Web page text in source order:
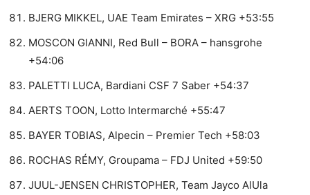
BJERG MIKKEL, UAE Team Emirates – XRG +53:55
MOSCON GIANNI, Red Bull – BORA – hansgrohe
+54:06
PALETTI LUCA, Bardiani CSF 7 Saber +54:37
AERTS TOON, Lotto Intermarché +55:47
BAYER TOBIAS, Alpecin – Premier Tech +58:03
ROCHAS RÉMY, Groupama – FDJ United +59:50
JUUL-JENSEN CHRISTOPHER, Team Jayco AlUla